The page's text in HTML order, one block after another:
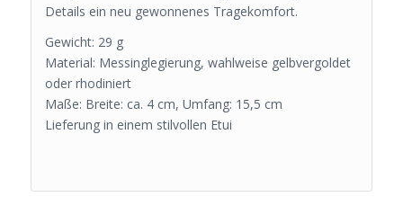
Details ein neu gewonnenes Tragekomfort.
Gewicht: 29 g
Material: Messinglegierung, wahlweise gelbvergoldet
oder rhodiniert
Maße: Breite: ca. 4 cm, Umfang: 15,5 cm
Lieferung in einem stilvollen Etui